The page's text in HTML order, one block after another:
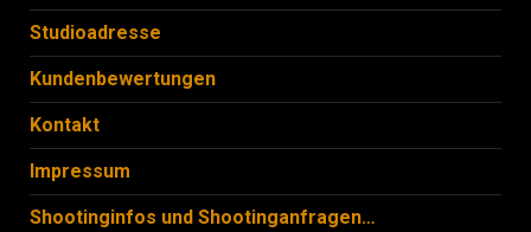
Studioadresse
Kundenbewertungen
Kontakt
Impressum
Shootinginfos und Shootinganfragen…